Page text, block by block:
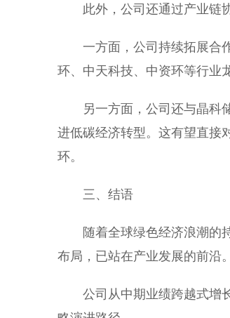
此外，公司还通过产业链
一方面，公司持续拓展合
环、中天科技、中资环等行业
另一方面，公司还与晶科
进低碳经济转型。这有望直接
环。
三、结语
随着全球绿色经济浪潮的
布局，已站在产业发展的前沿。
公司从中期业绩跨越式增